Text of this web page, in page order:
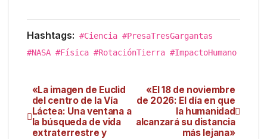
Hashtags: #Ciencia #PresaTresGargantas
#NASA #Física #RotaciónTierra #ImpactoHumano
«El 18 de noviembre
de 2026: El día en que
la humanidad
alcanzará su distancia
más lejana»
«La imagen de Euclid
del centro de la Vía
Láctea: Una ventana a
la búsqueda de vida
extraterrestre y